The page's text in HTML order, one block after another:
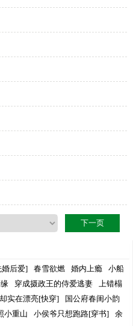
下一页
后爱] 春雪欲燃 婚内上瘾
小船
穿成摄政王的侍爱逃妻
上错榻
实在漂亮[快穿]
国公府春闺小韵
小重山 小侯爷只想跑路[穿书]
余